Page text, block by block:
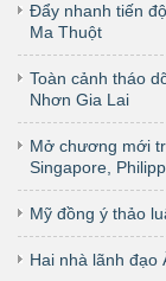
Đẩy nhanh tiến
Ma Thuột
Toàn cảnh tháo
Nhơn Gia Lai
Mở chương mới
Singapore,
Mỹ đồng ý thảo
Hai nhà lãnh đạo